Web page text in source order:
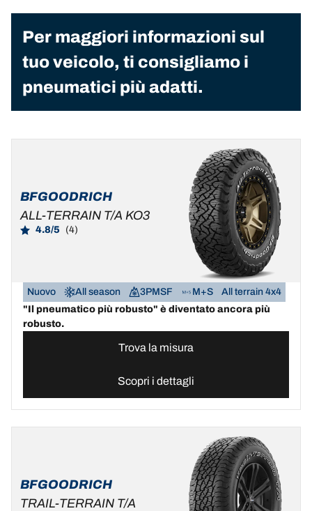
Per maggiori informazioni sul
tuo veicolo, ti consigliamo i
pneumatici più adatti.
BFGOODRICH
ALL-TERRAIN T/A KO3
4.8/5 (4)
Nuovo All season 3PMSF M+S
All terrain 4x4
"Il pneumatico più robusto" è diventato ancora più
robusto.
Trova la misura
Scopri i dettagli
BFGOODRICH
TRAIL-TERRAIN T/A